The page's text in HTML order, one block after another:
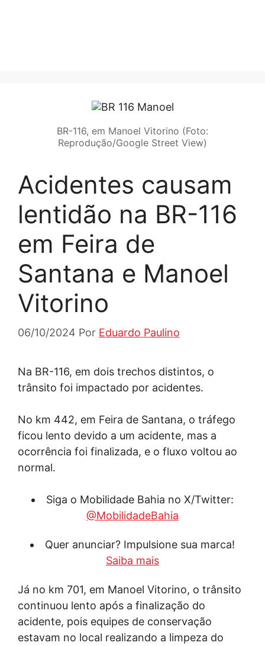
BR-116, em Manoel Vitorino (Foto:
Reprodução/Google Street View)
Acidentes causam
lentidão na BR-116
em Feira de
Santana e Manoel
Vitorino
06/10/2024 Por Eduardo Paulino
Na BR-116, em dois trechos distintos, o
trânsito foi impactado por acidentes.
No km 442, em Feira de Santana, o tráfego
ficou lento devido a um acidente, mas a
ocorrência foi finalizada, e o fluxo voltou ao
normal.
Siga o Mobilidade Bahia no X/Twitter:
@MobilidadeBahia
Quer anunciar? Impulsione sua marca!
Saiba mais
Já no km 701, em Manoel Vitorino, o trânsito
continuou lento após a finalização do
acidente, pois equipes de conservação
estavam no local realizando a limpeza do